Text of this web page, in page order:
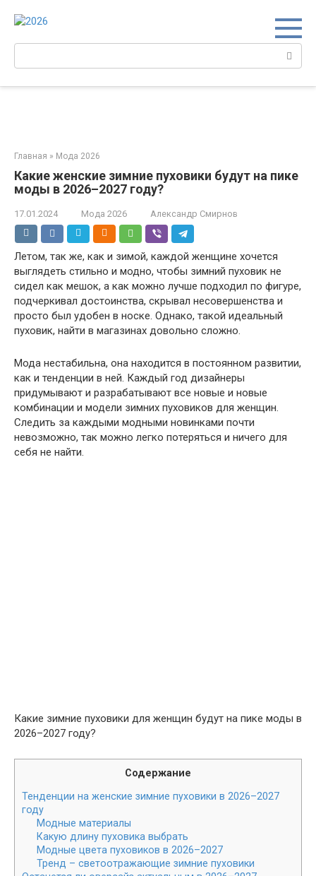
Поиск:
Главная » Мода 2026
Какие женские зимние пуховики будут на пике
моды в 2026–2027 году?
17.01.2024 Мода 2026 Александр Смирнов
Летом, так же, как и зимой, каждой женщине хочется
выглядеть стильно и модно, чтобы зимний пуховик не
сидел как мешок, а как можно лучше подходил по фигуре,
подчеркивал достоинства, скрывал несовершенства и
просто был удобен в носке. Однако, такой идеальный
пуховик, найти в магазинах довольно сложно.
Мода нестабильна, она находится в постоянном развитии,
как и тенденции в ней. Каждый год дизайнеры
придумывают и разрабатывают все новые и новые
комбинации и модели зимних пуховиков для женщин.
Следить за каждыми модными новинками почти
невозможно, так можно легко потеряться и ничего для
себя не найти.
Какие зимние пуховики для женщин будут на пике моды в
2026–2027 году?
Содержание
Тенденции на женские зимние пуховики в 2026–2027
году
Модные материалы
Какую длину пуховика выбрать
Модные цвета пуховиков в 2026–2027
Тренд – светоотражающие зимние пуховики